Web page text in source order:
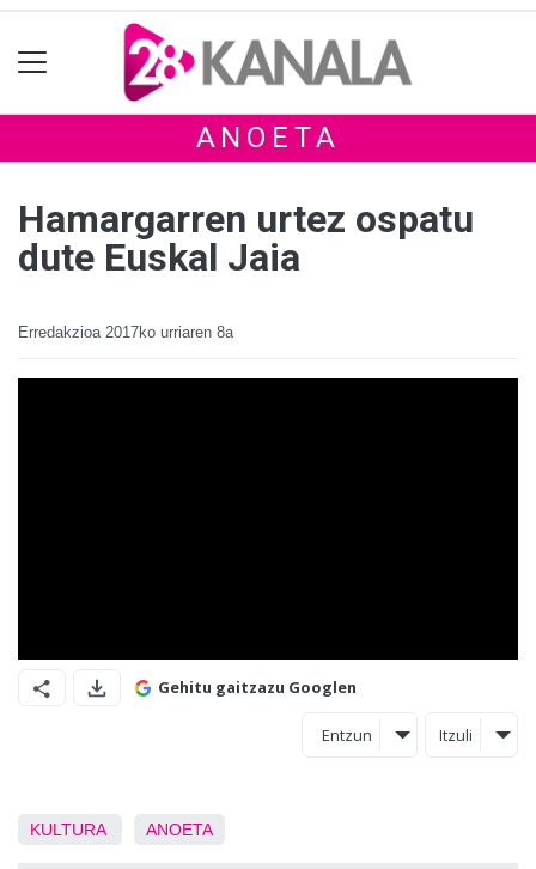
ANOETA
Hamargarren urtez ospatu
dute Euskal Jaia
Erredakzioa 2017ko urriaren 8a
Gehitu gaitzazu Googlen
Entzun Itzuli
KULTURA ANOETA